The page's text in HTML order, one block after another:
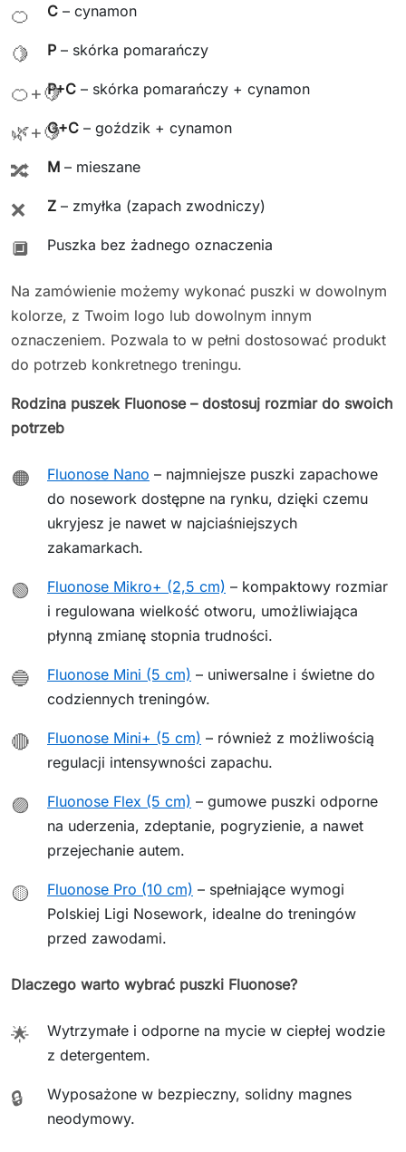
🍊 C – cynamon
🍋 P – skórka pomarańczy
🍊+🍋P+C – skórka pomarańczy + cynamon
🌿+🍋G+C – goździk + cynamon
🔀 M – mieszane
❌ Z – zmyłka (zapach zwodniczy)
🔲 Puszka bez żadnego oznaczenia
Na zamówienie możemy wykonać puszki w dowolnym
kolorze, z Twoim logo lub dowolnym innym
oznaczeniem. Pozwala to w pełni dostosować produkt
do potrzeb konkretnego treningu.
Rodzina puszek Fluonose – dostosuj rozmiar do swoich
potrzeb
🟠 Fluonose Nano – najmniejsze puszki zapachowe
do nosework dostępne na rynku, dzięki czemu
ukryjesz je nawet w najciaśniejszych
zakamarkach.
🟢 Fluonose Mikro+ (2,5 cm) – kompaktowy rozmiar
i regulowana wielkość otworu, umożliwiająca
płynną zmianę stopnia trudności.
🔵 Fluonose Mini (5 cm) – uniwersalne i świetne do
codziennych treningów.
🔴 Fluonose Mini+ (5 cm) – również z możliwością
regulacji intensywności zapachu.
🟣 Fluonose Flex (5 cm) – gumowe puszki odporne
na uderzenia, zdeptanie, pogryzienie, a nawet
przejechanie autem.
🟡 Fluonose Pro (10 cm) – spełniające wymogi
Polskiej Ligi Nosework, idealne do treningów
przed zawodami.
Dlaczego warto wybrać puszki Fluonose?
🌟
Wytrzymałe i odporne na mycie w ciepłej wodzie
z detergentem.
🔒
Wyposażone w bezpieczny, solidny magnes
neodymowy.